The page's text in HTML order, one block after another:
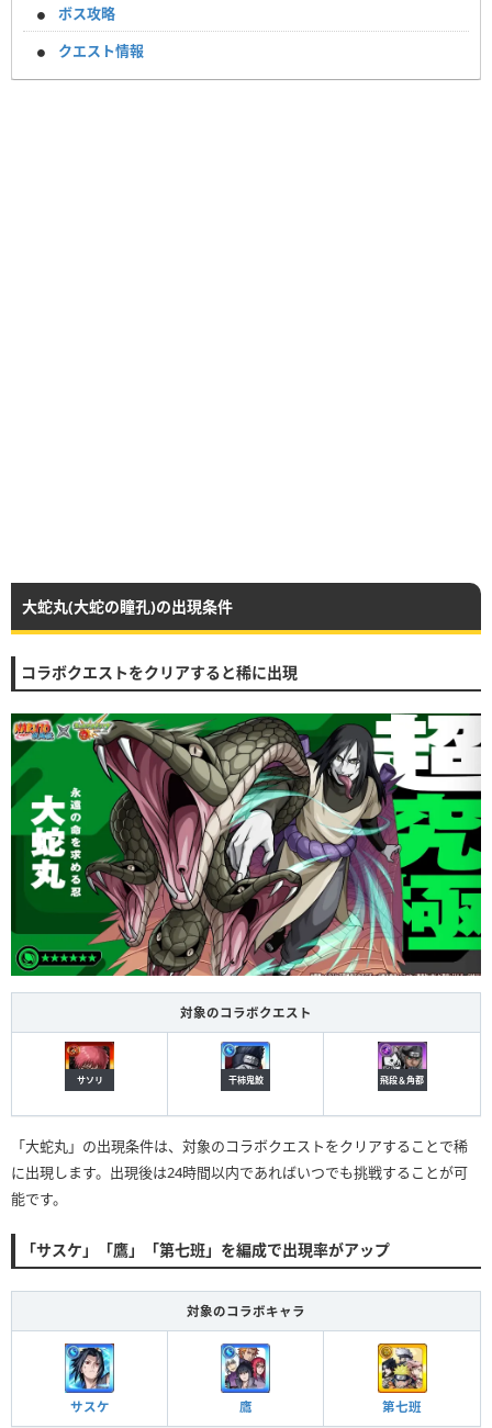
ボス攻略
クエスト情報
大蛇丸(大蛇の瞳孔)の出現条件
コラボクエストをクリアすると稀に出現
対象のコラボクエスト
サソリ 干柿鬼鮫 飛段＆角都
「大蛇丸」の出現条件は、対象のコラボクエストをクリアすることで稀
に出現します。出現後は24時間以内であればいつでも挑戦することが可
能です。
「サスケ」「鷹」「第七班」を編成で出現率がアップ
対象のコラボキャラ
サスケ 鷹 第七班